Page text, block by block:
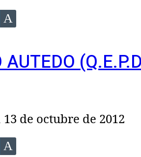
AUTEDO
de octubre de 2012